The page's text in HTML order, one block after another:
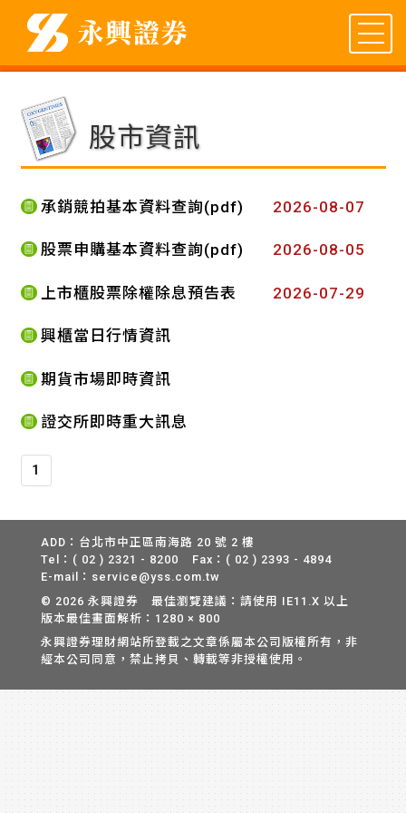
股市資訊
承銷競拍基本資料查詢(pdf) 2026-08-07
股票申購基本資料查詢(pdf) 2026-08-05
上市櫃股票除權除息預告表 2026-07-29
興櫃當日行情資訊
期貨市場即時資訊
證交所即時重大訊息
1
ADD：台北市中正區南海路 20 號 2 樓
Tel：( 02 ) 2321 - 8200
Fax：( 02 ) 2393 - 4894
E-mail：service@yss.com.tw
© 2026 永興證券 最佳瀏覽建議：請使用 IE11.X 以上
版本最佳畫面解析：1280 × 800
永興證券理財網站所登載之文章係屬本公司版權所有，非
經本公司同意，禁止拷貝、轉載等非授權使用。